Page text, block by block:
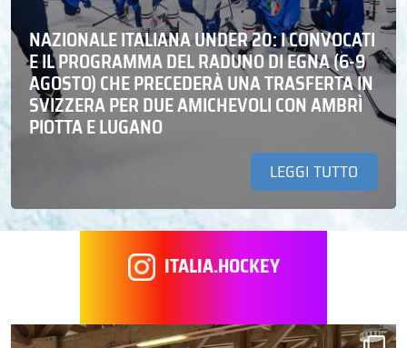
NAZIONALE ITALIANA UNDER 20: I CONVOCATI
E IL PROGRAMMA DEL RADUNO DI EGNA (6-9
AGOSTO) CHE PRECEDERÀ UNA TRASFERTA IN
SVIZZERA PER DUE AMICHEVOLI CON AMBRÌ
PIOTTA E LUGANO
LEGGI TUTTO
ITALIA.HOCKEY